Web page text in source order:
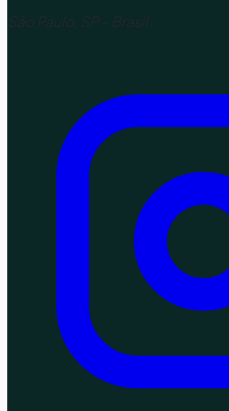
São Paulo, SP - Brasil